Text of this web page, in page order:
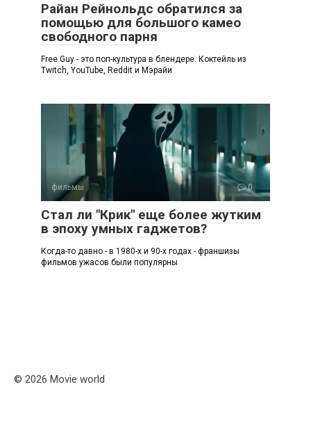
Райан Рейнольдс обратился за
помощью для большого камео
свободного парня
Free Guy - это поп-культура в блендере. Коктейль из
Twitch, YouTube, Reddit и Мэрайи
фильмы 0
Стал ли "Крик" еще более жутким
в эпоху умных гаджетов?
Когда-то давно - в 1980-х и 90-х годах - франшизы
фильмов ужасов были популярны
© 2026 Movie world